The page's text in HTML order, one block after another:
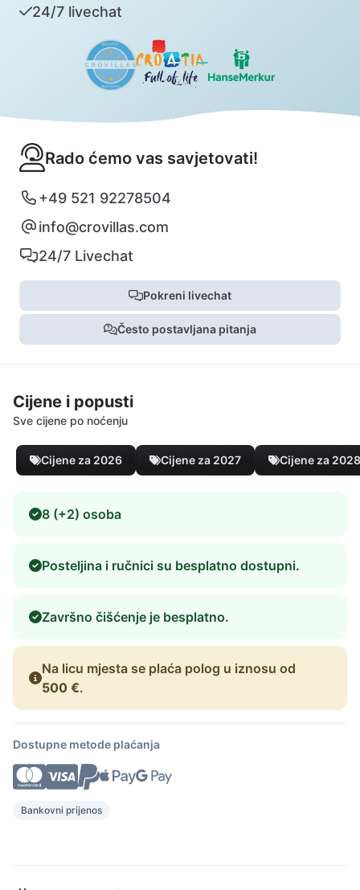
24/7 livechat
Rado ćemo vas savjetovati!
+49 521 92278504
info@crovillas.com
24/7 Livechat
Pokreni livechat
Često postavljana pitanja
Cijene i popusti
Sve cijene po noćenju
Cijene za 2026 Cijene za 2027 Cijene za 2028
8 (+2) osoba
Posteljina i ručnici su besplatno dostupni.
Završno čišćenje je besplatno.
Na licu mjesta se plaća polog u iznosu od
500 €.
Dostupne metode plaćanja
Bankovni prijenos